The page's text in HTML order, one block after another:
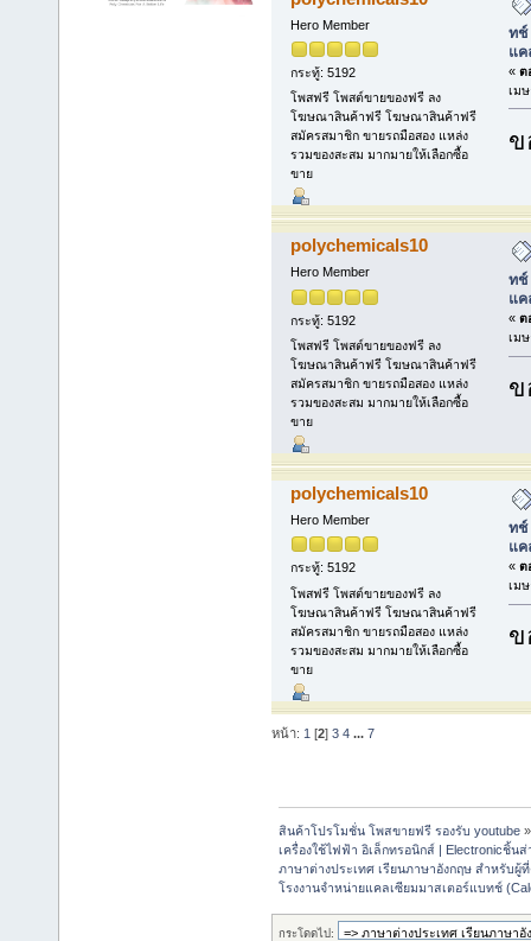
Hero Member
กระทู้: 5192
โพสฟรี โพสต์ขายของฟรี ลง
โฆษณาสินค้าฟรี โฆษณาสินค้าฟรี
สมัครสมาชิก ขายรถมือสอง แหล่ง
รวมของสะสม มากมายให้เลือกซื้อ
ขาย
ทช์
แค
« ต
เม
ข
polychemicals10
Hero Member
กระทู้: 5192
โพสฟรี โพสต์ขายของฟรี ลง
โฆษณาสินค้าฟรี โฆษณาสินค้าฟรี
สมัครสมาชิก ขายรถมือสอง แหล่ง
รวมของสะสม มากมายให้เลือกซื้อ
ขาย
ทช์
แค
« ต
เม
ข
polychemicals10
Hero Member
กระทู้: 5192
โพสฟรี โพสต์ขายของฟรี ลง
โฆษณาสินค้าฟรี โฆษณาสินค้าฟรี
สมัครสมาชิก ขายรถมือสอง แหล่ง
รวมของสะสม มากมายให้เลือกซื้อ
ขาย
ทช์
แค
« ต
เม
ข
หน้า: 1 [2] 3 4 ... 7
สินค้าโปรโมชั่น โพสขายฟรี รองรับ youtube »
เครื่องใช้ไฟฟ้า อิเล็กทรอนิกส์ | Electronicชิ้น
ภาษาต่างประเทศ เรียนภาษาอังกฤษ สำหรับ
โรงงานจำหน่ายแคลเซียมมาสเตอร์แบทช์
กระโดดไป: